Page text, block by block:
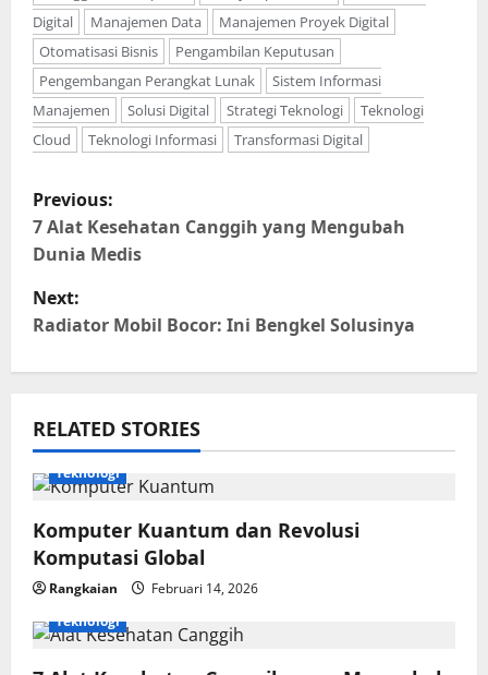
Digital
Manajemen Data
Manajemen Proyek Digital
Otomatisasi Bisnis
Pengambilan Keputusan
Pengembangan Perangkat Lunak
Sistem Informasi
Manajemen
Solusi Digital Strategi Teknologi
Teknologi
Cloud
Teknologi Informasi Transformasi Digital
P
o
s
t
n
a
v
i
g
a
t
Previous:
7 Alat Kesehatan Canggih yang Mengubah
Dunia Medis
Next:
Radiator Mobil Bocor: Ini Bengkel Solusinya
RELATED STORIES
Teknologi
Komputer Kuantum dan Revolusi
Komputasi Global
Rangkaian
Februari 14, 2026
Teknologi